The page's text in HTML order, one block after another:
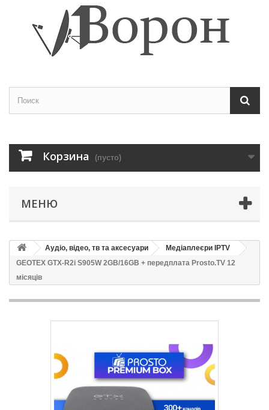
Корзина (пусто)
МЕНЮ
Аудіо, відео, тв та аксесуари
Медіаплеєри IPTV
GEOTEX GTX-R2i S905W 2GB/16GB + передплата Prosto.TV 12
місяців